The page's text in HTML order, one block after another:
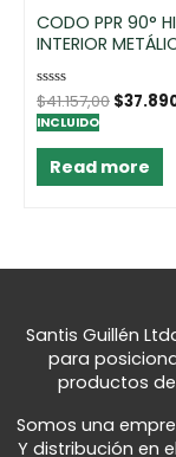
CODO PPR 90°
INTERIOR
Rated
0
out
$41.157,00 $
INCLUIDO
Read more
Santis Guillén
para
productos
Somos una
Y distribución en